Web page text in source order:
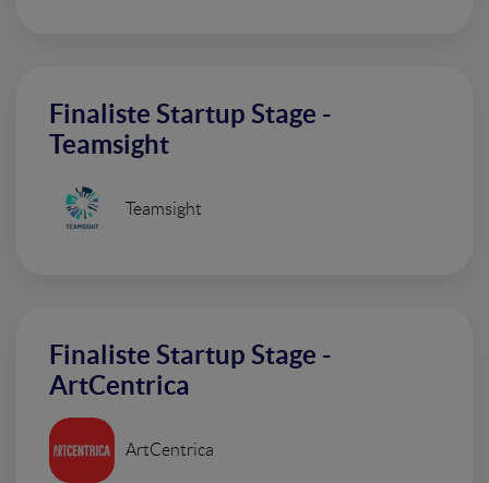
Finaliste Startup Stage -
Teamsight
Teamsight
Finaliste Startup Stage -
ArtCentrica
ArtCentrica